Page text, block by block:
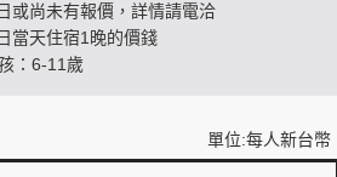
或尚未有報價，詳情請電洽
當天住宿1晚的價錢
：6-11歲
單位:每人新台幣